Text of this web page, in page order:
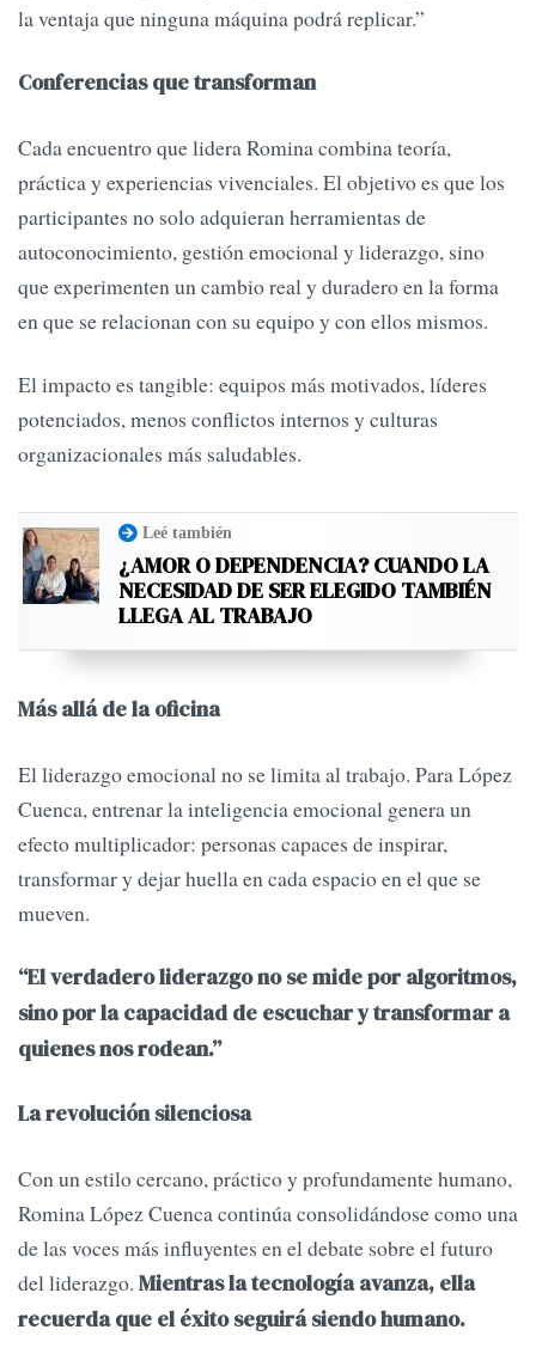
la ventaja que ninguna máquina podrá replicar.”
Conferencias que transforman
Cada encuentro que lidera Romina combina teoría,
práctica y experiencias vivenciales. El objetivo es que los
participantes no solo adquieran herramientas de
autoconocimiento, gestión emocional y liderazgo, sino
que experimenten un cambio real y duradero en la forma
en que se relacionan con su equipo y con ellos mismos.
El impacto es tangible: equipos más motivados, líderes
potenciados, menos conflictos internos y culturas
organizacionales más saludables.
Leé también
¿AMOR O DEPENDENCIA? CUANDO LA
NECESIDAD DE SER ELEGIDO TAMBIÉN
LLEGA AL TRABAJO
Más allá de la oficina
El liderazgo emocional no se limita al trabajo. Para López
Cuenca, entrenar la inteligencia emocional genera un
efecto multiplicador: personas capaces de inspirar,
transformar y dejar huella en cada espacio en el que se
mueven.
“El verdadero liderazgo no se mide por algoritmos,
sino por la capacidad de escuchar y transformar a
quienes nos rodean.”
La revolución silenciosa
Con un estilo cercano, práctico y profundamente humano,
Romina López Cuenca continúa consolidándose como una
de las voces más influyentes en el debate sobre el futuro
del liderazgo. Mientras la tecnología avanza, ella
recuerda que el éxito seguirá siendo humano.